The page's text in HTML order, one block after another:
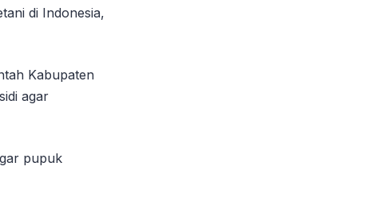
di Indonesia,
Kabupaten
agar
pupuk